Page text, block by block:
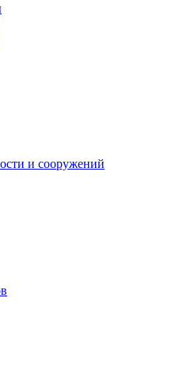
и сооружений